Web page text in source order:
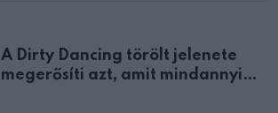
A Dirty Dancing törölt jelenete
megerősíti azt, amit mindannyian